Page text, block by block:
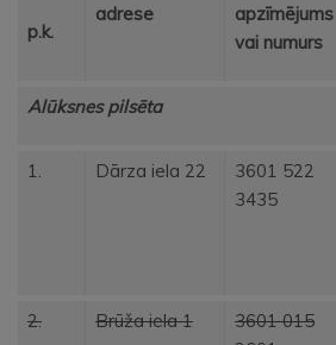
p.k.
adrese
apzīmējums
vai numurs
Alūksnes pilsēta
1. Dārza iela 22
3601 522
3435
2. Brūža iela 1
3601 015